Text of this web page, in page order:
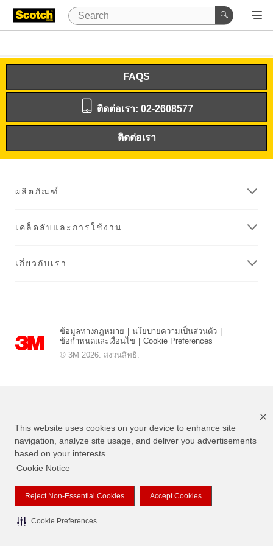
This website uses cookies on your device to enhance site
navigation, analyze site usage, and deliver you advertisements
based on your interests.
Cookie Notice
Reject Non-Essential Cookies Accept Cookies
Cookie Preferences
FAQS
ติดต่อเรา: 02-2608577
ติดต่อเรา
ผลิตภัณฑ์
เคล็ดลับและการใช้งาน
เกี่ยวกับเรา
ข้อมูลทางกฎหมาย | นโยบายความเป็นส่วนตัว |
ข้อกำหนดและเงื่อนไข | Cookie Preferences
© 3M 2026. สงวนสิทธิ.
แบรนด์ที่ระบุไว้ข้างต้นเป็นเครื่องหมายการค้าของ 3M